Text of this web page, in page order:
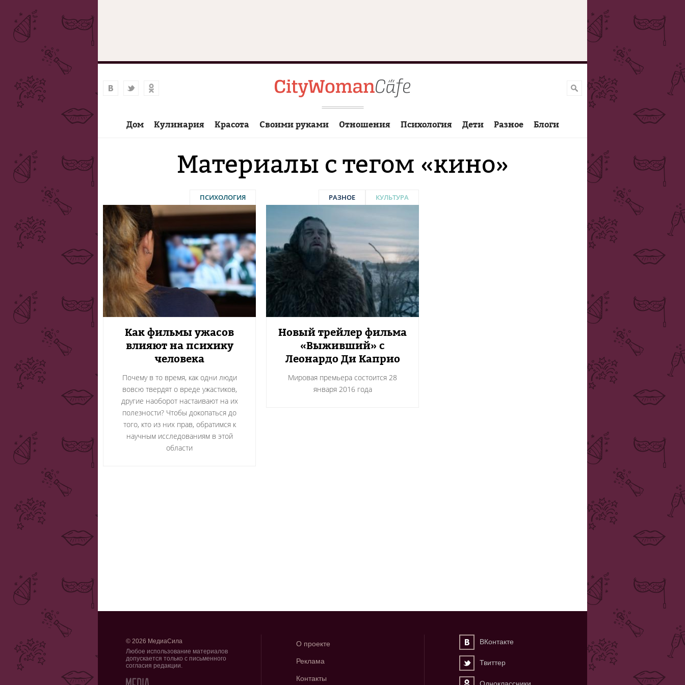
Дом Кулинария Красота Своими руками Отношения Психология Дети Разное Блоги
Материалы с тегом «кино»
ПСИХОЛОГИЯ
Как фильмы ужасов
влияют на психику
человека
Почему в то время, как одни люди
вовсю твердят о вреде ужастиков,
другие наоборот настаивают на их
полезности? Чтобы докопаться до
того, кто из них прав, обратимся к
научным исследованиям в этой
области
КУЛЬТУРА
РАЗНОЕ
Новый трейлер фильма
«Выживший» с
Леонардо Ди Каприо
Мировая премьера состоится 28
января 2016 года
© 2026 МедиаСила
Любое использование материалов
допускается только с письменного
согласия редакции.
О проекте
Реклама
Контакты
ВКонтакте
Твиттер